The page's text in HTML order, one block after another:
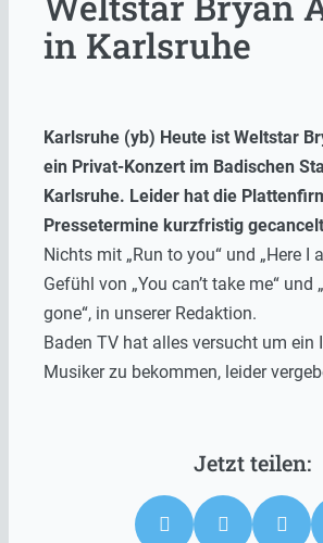
in Karlsruhe
Karlsruhe (yb) Heute ist Weltstar
ein Privat-Konzert im Badischen
Karlsruhe. Leider hat die
Pressetermine kurzfristig
Nichts mit „Run to you“ und „Here I
Gefühl von „You can’t take me“ und
gone“, in unserer Redaktion.
Baden TV hat alles versucht um ein
Musiker zu bekommen, leider